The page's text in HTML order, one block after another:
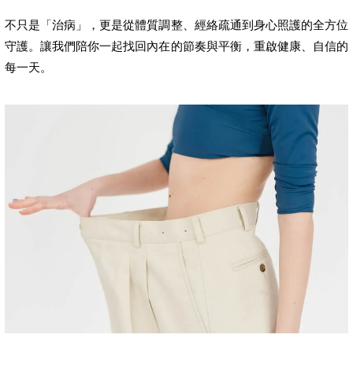
不只是「治病」，更是從體質調整、經絡疏通到身心照護的全方位
守護。讓我們陪你一起找回內在的節奏與平衡，重啟健康、自信的
每一天。